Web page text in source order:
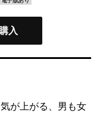
購入
が上がる、男も女